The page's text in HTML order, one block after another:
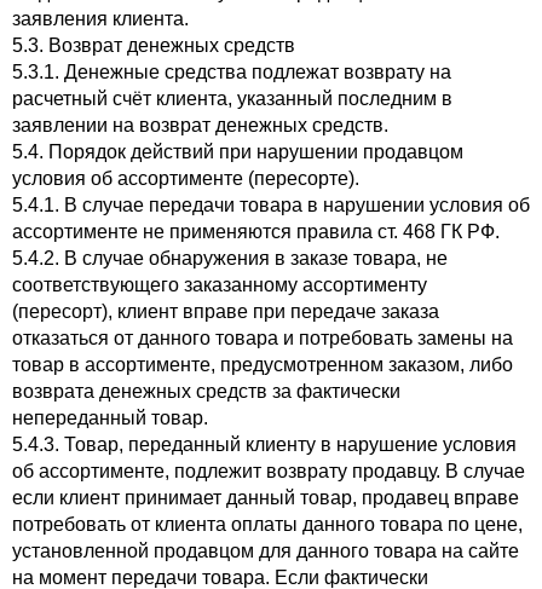
заявления клиента.
5.3. Возврат денежных средств
5.3.1. Денежные средства подлежат возврату на
расчетный счёт клиента, указанный последним в
заявлении на возврат денежных средств.
5.4. Порядок действий при нарушении продавцом
условия об ассортименте (пересорте).
5.4.1. В случае передачи товара в нарушении условия об
ассортименте не применяются правила ст. 468 ГК РФ.
5.4.2. В случае обнаружения в заказе товара, не
соответствующего заказанному ассортименту
(пересорт), клиент вправе при передаче заказа
отказаться от данного товара и потребовать замены на
товар в ассортименте, предусмотренном заказом, либо
возврата денежных средств за фактически
непереданный товар.
5.4.3. Товар, переданный клиенту в нарушение условия
об ассортименте, подлежит возврату продавцу. В случае
если клиент принимает данный товар, продавец вправе
потребовать от клиента оплаты данного товара по цене,
установленной продавцом для данного товара на сайте
на момент передачи товара. Если фактически